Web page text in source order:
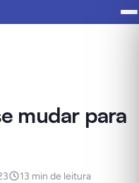
mudar para
13 min de leitura